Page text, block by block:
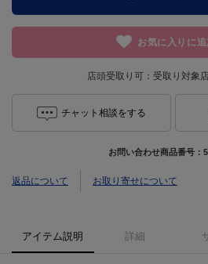
お気に入りに追
店頭受取り可： 受取り対象
チャット相談をする
お問い合わせ商品番号：
返品について お取り寄せについて
アイテム説明 詳細